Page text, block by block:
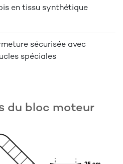
en tissu synthétique
sécurisée avec
spéciales
du bloc moteur